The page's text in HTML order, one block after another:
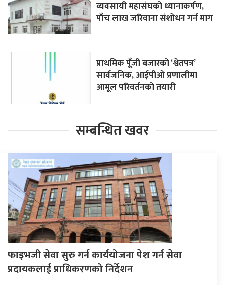
व्यवसायी महासंघको ध्यानाकर्षण,
पाँच लाख जरिवाना संशोधन गर्न माग
प्राथमिक पूँजी बजारको ‘श्वेतपत्र’
सार्वजनिक, आईपीओ प्रणालीमा
आमूल परिवर्तनको तयारी
सम्बन्धित खवर
फाइभजी सेवा सुरु गर्न कार्ययोजना पेश गर्न सेवा
प्रदायकलाई प्राधिकरणको निर्देशन